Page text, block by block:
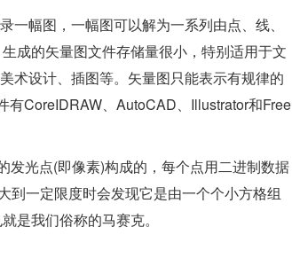
幅图，一幅图可以解为一系列由点、线、
成的矢量图文件存储量很小，特别适用于文
术设计、插图等。矢量图只能表示有规律的
CoreIDRAW、AutoCAD、Illustrator和Free
发光点(即像素)构成的，每个点用二进制数据
到一定限度时会发现它是由一个个小方格组
是我们俗称的马赛克。